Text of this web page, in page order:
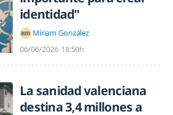
identidad"
Míriam González
06/06/2026 18:50h
La sanidad valenciana
destina 3,4 millones a